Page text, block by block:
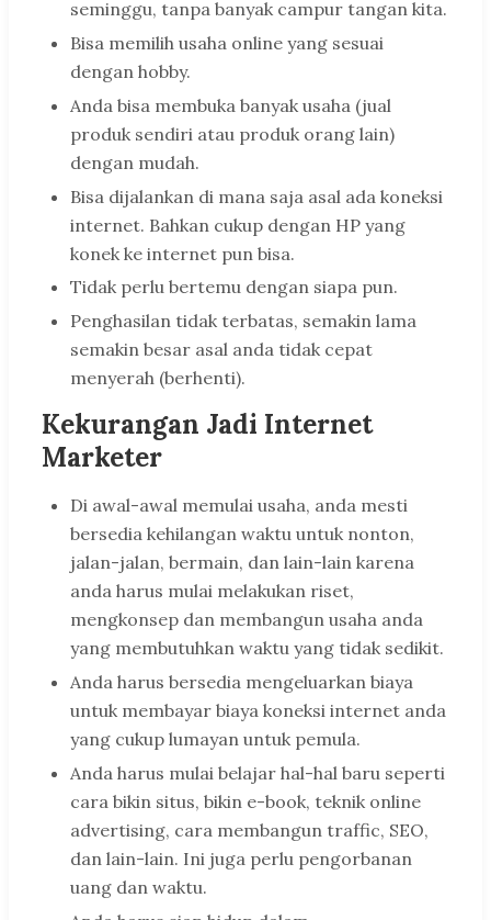
seminggu, tanpa banyak campur tangan kita.
Bisa memilih usaha online yang sesuai
dengan hobby.
Anda bisa membuka banyak usaha (jual
produk sendiri atau produk orang lain)
dengan mudah.
Bisa dijalankan di mana saja asal ada koneksi
internet. Bahkan cukup dengan HP yang
konek ke internet pun bisa.
Tidak perlu bertemu dengan siapa pun.
Penghasilan tidak terbatas, semakin lama
semakin besar asal anda tidak cepat
menyerah (berhenti).
Kekurangan Jadi Internet
Marketer
Di awal-awal memulai usaha, anda mesti
bersedia kehilangan waktu untuk nonton,
jalan-jalan, bermain, dan lain-lain karena
anda harus mulai melakukan riset,
mengkonsep dan membangun usaha anda
yang membutuhkan waktu yang tidak sedikit.
Anda harus bersedia mengeluarkan biaya
untuk membayar biaya koneksi internet anda
yang cukup lumayan untuk pemula.
Anda harus mulai belajar hal-hal baru seperti
cara bikin situs, bikin e-book, teknik online
advertising, cara membangun traffic, SEO,
dan lain-lain. Ini juga perlu pengorbanan
uang dan waktu.